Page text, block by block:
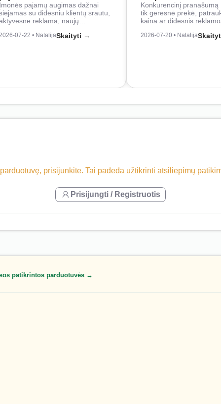
pajamų augimas dažnai
su didesniu klientų srautu,
reklama, naujų…
07-22 • NatalijaSkaityti →
Konkurencinį pranašumą
tik geresnė prekė,
kaina ar didesnis
2026-07-20 • Natalija
prisijunkite. Tai padeda užtikrinti atsiliepimų
Prisijungti / Registruotis
patikrintos parduotuvės →